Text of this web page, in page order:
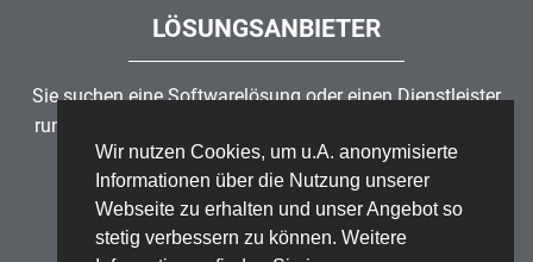
Wir nutzen Cookies, um u.A. anonymisierte
Informationen über die Nutzung unserer
Webseite zu erhalten und unser Angebot so
stetig verbessern zu können. Weitere
LÖSUNGSANBIETER
Sie suchen eine Softwarelösung oder einen Dienstleister
rund um die Themen
ISMS?
Partner finden